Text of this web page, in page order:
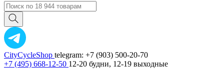
CityCycleShop telegram: +7 (903) 500-20-70
+7 (495) 668-12-50 12-20 будни, 12-19 выходные